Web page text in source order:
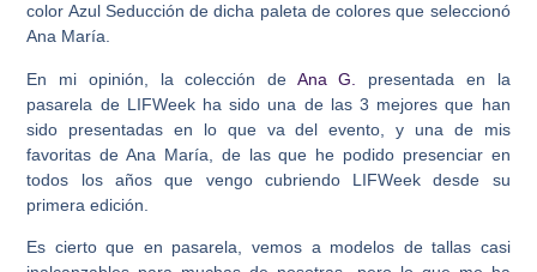
color Azul Seducción de dicha paleta de colores que seleccionó
Ana María.
En mi opinión, la colección de Ana G.
presentada en la
pasarela de LIFWeek ha sido una de las 3 mejores que han
sido presentadas en lo que va del evento, y una de mis
favoritas de Ana María, de las que he podido presenciar en
todos los años que vengo cubriendo LIFWeek desde su
primera edición.
Es cierto que en pasarela, vemos a modelos de tallas casi